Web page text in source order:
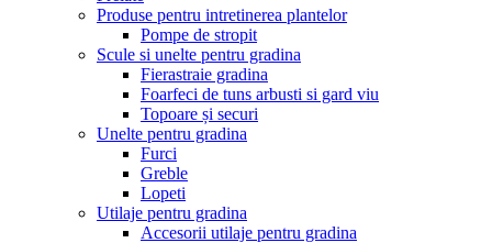
Produse pentru intretinerea plantelor
Pompe de stropit
Scule si unelte pentru gradina
Fierastraie gradina
Foarfeci de tuns arbusti si gard viu
Topoare și securi
Unelte pentru gradina
Furci
Greble
Lopeti
Utilaje pentru gradina
Accesorii utilaje pentru gradina